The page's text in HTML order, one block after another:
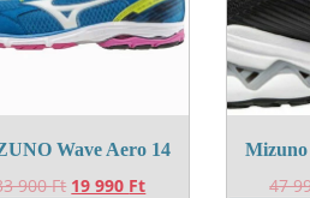
Wave Aero 14
900Ft Original
19 990 FtCurrent
Mizuno
47